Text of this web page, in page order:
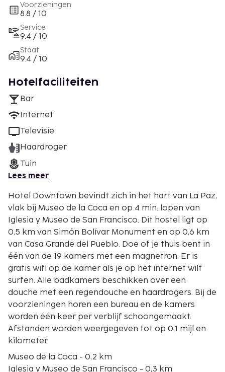
Voorzieningen
8.8 / 10
Service
9.4 / 10
Staat
9.4 / 10
Hotelfaciliteiten
Bar
Internet
Televisie
Haardroger
Tuin
Lees meer
Hotel Downtown bevindt zich in het hart van La Paz,
vlak bij Museo de la Coca en op 4 min. lopen van
Iglesia y Museo de San Francisco. Dit hostel ligt op
0,5 km van Simón Bolívar Monument en op 0,6 km
van Casa Grande del Pueblo. Doe of je thuis bent in
één van de 19 kamers met een magnetron. Er is
gratis wifi op de kamer als je op het internet wilt
surfen. Alle badkamers beschikken over een
douche met een regendouche en haardrogers. Bij de
voorzieningen horen een bureau en de kamers
worden één keer per verblijf schoongemaakt.
Afstanden worden weergegeven tot op 0,1 mijl en
kilometer.
Museo de la Coca - 0,2 km
Iglesia y Museo de San Francisco - 0,3 km